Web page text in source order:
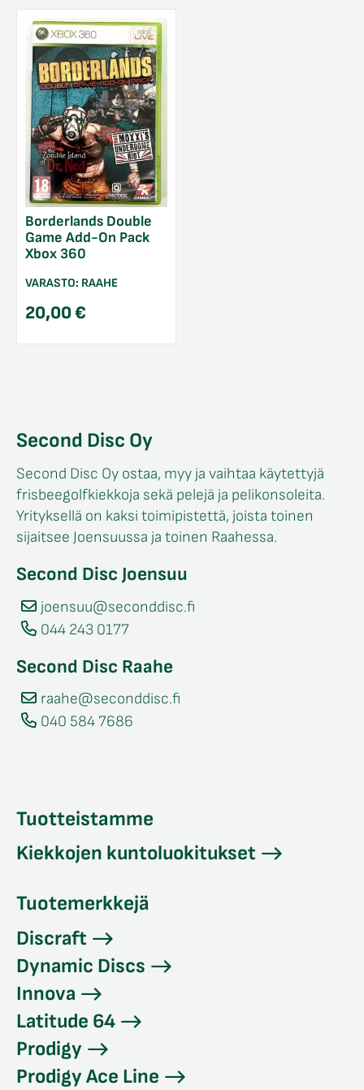
Borderlands Double
Game Add-On Pack
Xbox 360
VARASTO: RAAHE
20,00€
Second Disc Oy
Second Disc Oy ostaa, myy ja vaihtaa käytettyjä
frisbeegolfkiekkoja sekä pelejä ja pelikonsoleita.
Yrityksellä on kaksi toimipistettä, joista toinen
sijaitsee Joensuussa ja toinen Raahessa.
Second Disc Joensuu
joensuu@seconddisc.fi
044 243 0177
Second Disc Raahe
raahe@seconddisc.fi
040 584 7686
Tuotteistamme
Kiekkojen kuntoluokitukset
Tuotemerkkejä
Discraft
Dynamic Discs
Innova
Latitude 64
Prodigy
Prodigy Ace Line